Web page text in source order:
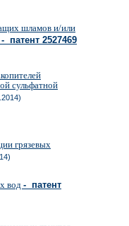
шламов и/или
- патент 2527469
сульфатной
грязевых
вод - патент